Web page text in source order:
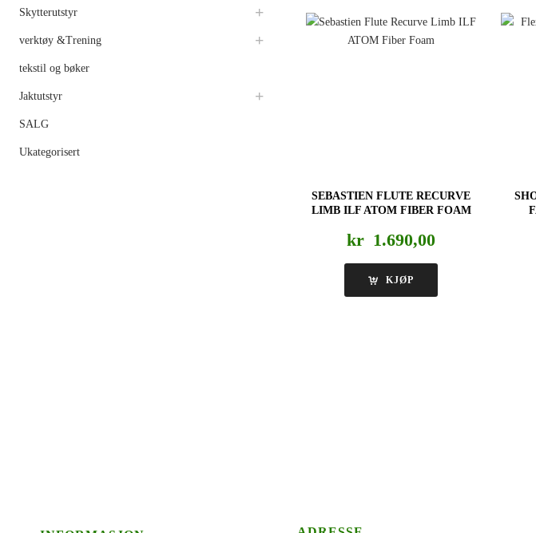
SEBASTIEN FLUTE RECURVE
LIMB ILF ATOM FIBER FOAM
kr 1.690,00
KJØP
Skytterutstyr
verktøy &Trening
tekstil og bøker
Jaktutstyr
SALG
Ukategorisert